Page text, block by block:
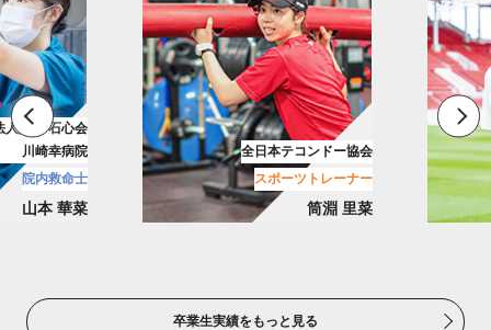
筒淵 里菜
ツトレーナー
コンドー協会
古池 翔吾
メディカルトレーナー
花園近鉄ライナーズ
リーグワン/ラグビーチーム
卒業生実績をもっと見る